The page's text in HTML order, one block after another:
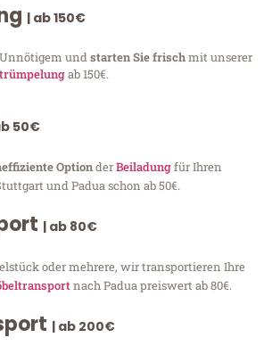
| ab 150€
undstarten Sie frischmit unserer
ab 150€.
50€
OptionderBeiladungfür Ihren
und Padua schon ab 50€.
| ab 80€
oder mehrere, wir transportieren Ihre
nach Padua preiswert ab 80€.
| ab 200€